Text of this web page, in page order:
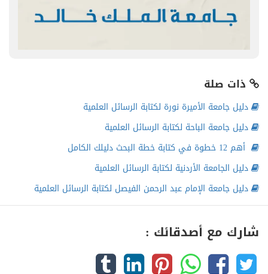
ذات صلة
دليل جامعة الأميرة نورة لكتابة الرسائل العلمية
دليل جامعة الباحة لكتابة الرسائل العلمية
أهم 12 خطوة في كتابة خطة البحث دليلك الكامل
دليل الجامعة الأردنية لكتابة الرسائل العلمية
دليل جامعة الإمام عبد الرحمن الفيصل لكتابة الرسائل العلمية
شارك مع أصدقائك :